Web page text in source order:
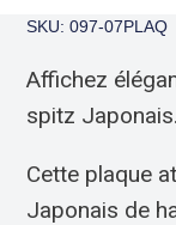
SKU: 097-07PLAQ
Affichez
spitz Japonais.
Cette plaque
Japonais de